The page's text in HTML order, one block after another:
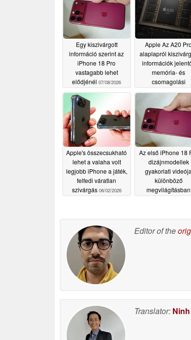
Egy kiszivárgott
információ szerint az
iPhone 18 Pro
vastagabb lehet
elődjénél 07/08/2026
Apple Az A20
alaplapról
információk
memória- és
csomagolási
06/27/2026
Apple's összecsukható
lehet a valaha volt
legjobb iPhone a játék,
felfedi váratlan
szivárgás 06/02/2026
Az első iPhone 18
dizájnmodellek
gyakorlati videója
különböző
megvilágításban
Editor of the
Translator: